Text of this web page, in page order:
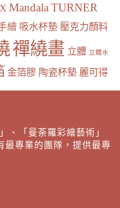
Mandala TURNER
繪 吸水杯墊 壓克力顏料
禪繞畫 立體 立體水
金箔膠 陶瓷杯墊 麗可得
、「曼荼羅彩繪藝術」
專業的團隊，提供最專